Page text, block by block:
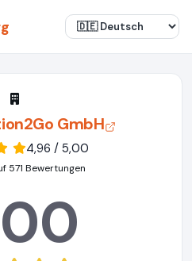
GmbH
4,96 / 5,00
571 Bewertungen